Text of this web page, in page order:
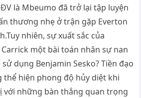
là Mbeumo đã trở lại tập luyện
thương nhẹ ở trận gặp Everton
nhiên, sự xuất sắc của
một bài toán nhân sự nan
dụng Benjamin Sesko? Tiền đạo
thể hiện phong độ hủy diệt khi
với những bàn thắng quan trọng